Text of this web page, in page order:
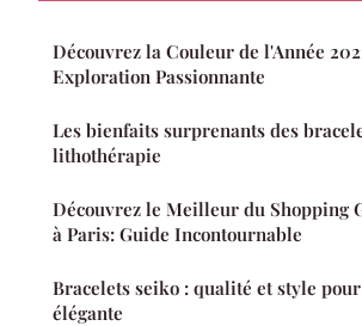
Découvrez la Couleur de l'Année
Exploration Passionnante
Les bienfaits surprenants des
lithothérapie
Découvrez le Meilleur du Shopping
à Paris: Guide Incontournable
Bracelets seiko : qualité et style
élégante